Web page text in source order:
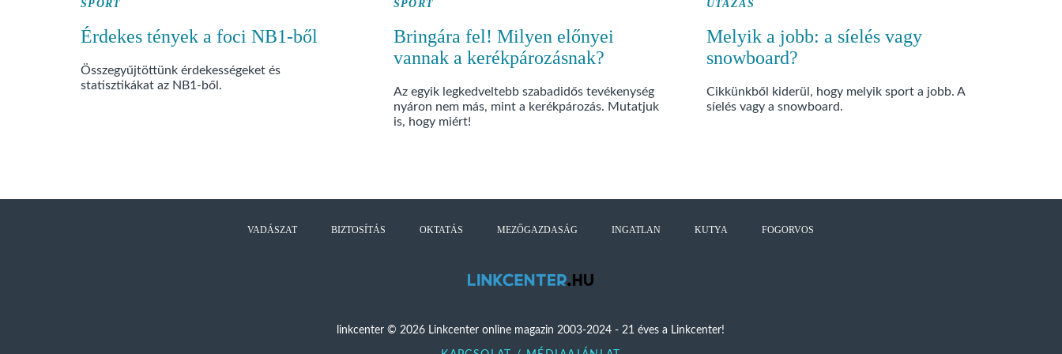
SPORT
Érdekes tények a foci NB1-ből
Összegyűjtöttünk érdekességeket és
statisztikákat az NB1-ből.
SPORT
Bringára fel! Milyen előnyei
vannak a kerékpározásnak?
Az egyik legkedveltebb szabadidős tevékenység
nyáron nem más, mint a kerékpározás. Mutatjuk
is, hogy miért!
UTAZÁS
Melyik a jobb: a síelés vagy
snowboard?
Cikkünkből kiderül, hogy melyik sport a jobb. A
síelés vagy a snowboard.
VADÁSZAT BIZTOSÍTÁS OKTATÁS MEZŐGAZDASÁG INGATLAN KUTYA FOGORVOS
linkcenter © 2026 Linkcenter online magazin 2003-2024 - 21 éves a Linkcenter!